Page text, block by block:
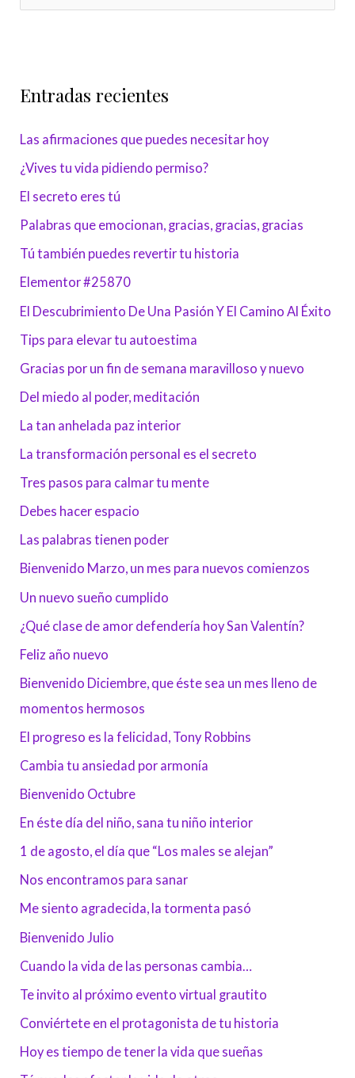
a
p
o
r
:
Entradas recientes
Las afirmaciones que puedes necesitar hoy
¿Vives tu vida pidiendo permiso?
El secreto eres tú
Palabras que emocionan, gracias, gracias, gracias
Tú también puedes revertir tu historia
Elementor #25870
El Descubrimiento De Una Pasión Y El Camino Al Éxito
Tips para elevar tu autoestima
Gracias por un fin de semana maravilloso y nuevo
Del miedo al poder, meditación
La tan anhelada paz interior
La transformación personal es el secreto
Tres pasos para calmar tu mente
Debes hacer espacio
Las palabras tienen poder
Bienvenido Marzo, un mes para nuevos comienzos
Un nuevo sueño cumplido
¿Qué clase de amor defendería hoy San Valentín?
Feliz año nuevo
Bienvenido Diciembre, que éste sea un mes lleno de
momentos hermosos
El progreso es la felicidad, Tony Robbins
Cambia tu ansiedad por armonía
Bienvenido Octubre
En éste día del niño, sana tu niño interior
1 de agosto, el día que “Los males se alejan”
Nos encontramos para sanar
Me siento agradecida, la tormenta pasó
Bienvenido Julio
Cuando la vida de las personas cambia…
Te invito al próximo evento virtual grautito
Conviértete en el protagonista de tu historia
Hoy es tiempo de tener la vida que sueñas